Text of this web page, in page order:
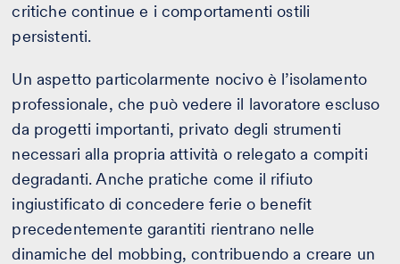
critiche continue e i comportamenti ostili
persistenti.
Un aspetto particolarmente nocivo è l’isolamento
professionale, che può vedere il lavoratore escluso
da progetti importanti, privato degli strumenti
necessari alla propria attività o relegato a compiti
degradanti. Anche pratiche come il rifiuto
ingiustificato di concedere ferie o benefit
precedentemente garantiti rientrano nelle
dinamiche del mobbing, contribuendo a creare un